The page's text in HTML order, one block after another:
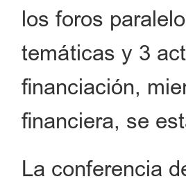
los foros
temáticas y 3
financiación,
financiera, se
La conferencia